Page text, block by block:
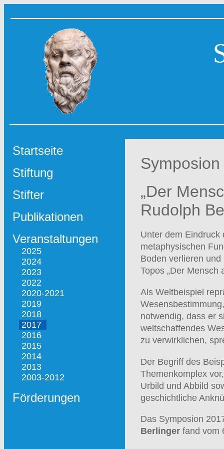
Startseite
Stiftung
Stifter
Publikationen
Veranstaltungen
2025
2024
2023
2022
2020-2021
2019
2018
2017
2016
2015
2014
2013
2003-2012
Förderungen
„Der
Rudolph
Unter dem Eindruck
metaphysischen
Boden verlieren
Topos „Der Mensch
Als Weltbeispiel
notwendig, dass er
weltschaffendes
zu verwirklichen,
Der Begriff des
Themenkomplex
Urbild und Abbild
geschichtliche
Das Symposion
Berlinger fand vom